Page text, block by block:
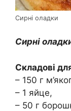
Сирні оладки
Сирні
Складові
– 150 г
– 1 яйце,
– 50 г